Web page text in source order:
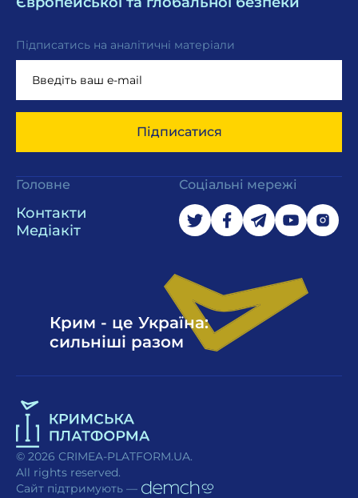
Підписатись на аналітичні матеріали
Підписатися
Головне
Контакти
Медіакіт
Соціальні мережі
Крим - це Україна:
сильніші разом
© 2026 CRIMEA-PLATFORM.UA.
All rights reserved.
Сайт підтримують —